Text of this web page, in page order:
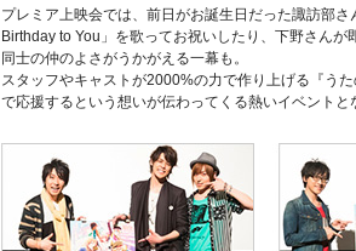
プレミア上映会では、前日がお誕生日だった諏訪部
Birthday to You」を歌ってお祝いしたり、下野さん
同士の仲のよさがうかがえる一幕も。
スタッフやキャストが2000%の力で作り上げる『う
で応援するという想いが伝わってくる熱いイベントと